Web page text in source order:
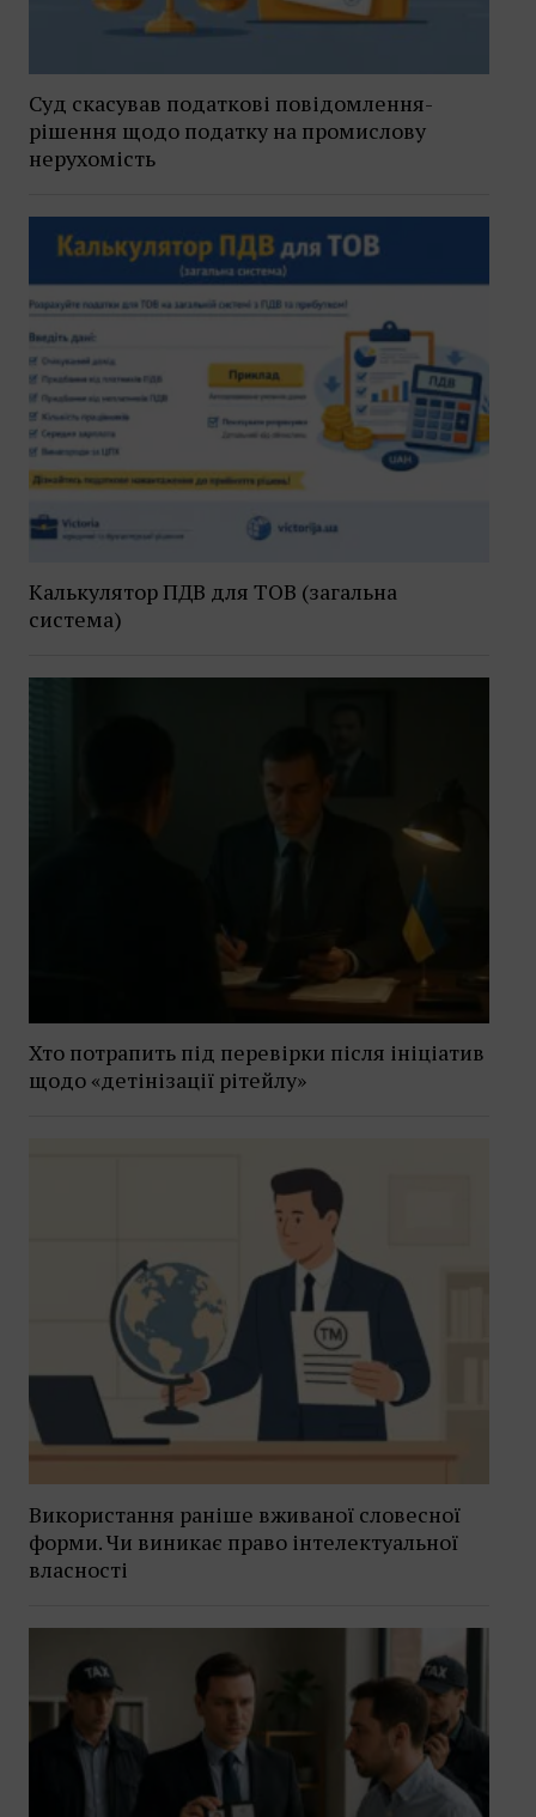
Суд скасував податкові повідомлення-
рішення щодо податку на промислову
нерухомість
Калькулятор ПДВ для ТОВ (загальна
система)
Хто потрапить під перевірки після ініціатив
щодо «детінізації рітейлу»
Використання раніше вживаної словесної
форми. Чи виникає право інтелектуальної
власності